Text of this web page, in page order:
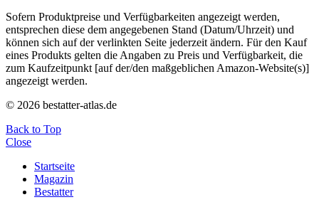
Sofern Produktpreise und Verfügbarkeiten angezeigt werden,
entsprechen diese dem angegebenen Stand (Datum/Uhrzeit) und
können sich auf der verlinkten Seite jederzeit ändern. Für den Kauf
eines Produkts gelten die Angaben zu Preis und Verfügbarkeit, die
zum Kaufzeitpunkt [auf der/den maßgeblichen Amazon-Website(s)]
angezeigt werden.
© 2026 bestatter-atlas.de
Back to Top
Close
Startseite
Magazin
Bestatter